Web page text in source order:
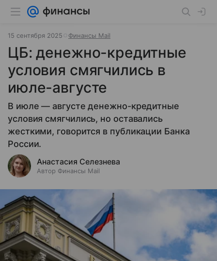
15 сентября 2025 Финансы Mail
ЦБ: денежно-кредитные
условия смягчились в
июле-августе
В июле — августе денежно-кредитные
условия смягчились, но оставались
жесткими, говорится в публикации Банка
России.
Анастасия Селезнева
Автор Финансы Mail